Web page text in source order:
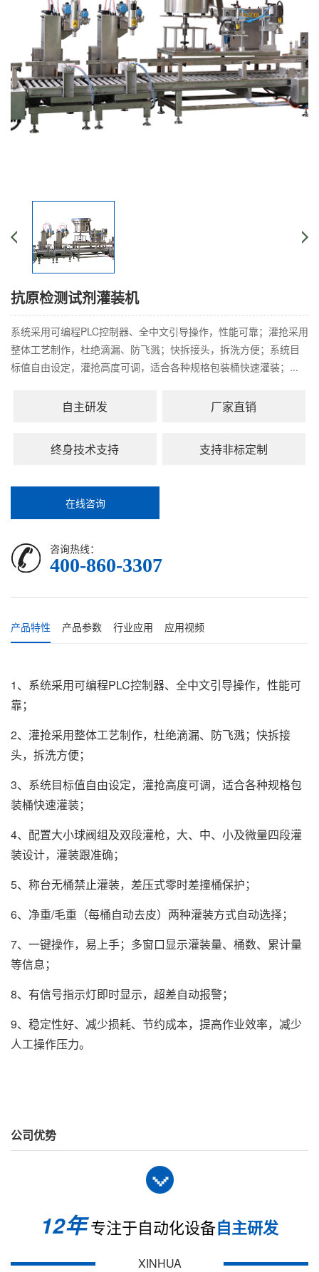
抗原检测试剂灌装机
系统采用可编程PLC控制器、全中文引导操作，性能可靠；灌抢采用
整体工艺制作，杜绝滴漏、防飞溅；快拆接头，拆洗方便；系统目
标值自由设定，灌抢高度可调，适合各种规格包装桶快速灌装；...
自主研发 厂家直销
终身技术支持 支持非标定制
在线咨询
咨询热线：
400-860-3307
产品特性 产品参数 行业应用 应用视频
1、系统采用可编程PLC控制器、全中文引导操作，性能可
靠；
2、灌抢采用整体工艺制作，杜绝滴漏、防飞溅；快拆接
头，拆洗方便；
3、系统目标值自由设定，灌抢高度可调，适合各种规格包
装桶快速灌装；
4、配置大小球阀组及双段灌枪，大、中、小及微量四段灌
装设计，灌装跟准确；
5、称台无桶禁止灌装，差压式零时差撞桶保护；
6、净重/毛重（每桶自动去皮）两种灌装方式自动选择；
7、一键操作，易上手；多窗口显示灌装量、桶数、累计量
等信息；
8、有信号指示灯即时显示，超差自动报警；
9、稳定性好、减少损耗、节约成本，提高作业效率，减少
人工操作压力。
基本参数
公司优势
12年 专注于自动化设备自主研发
XINHUA